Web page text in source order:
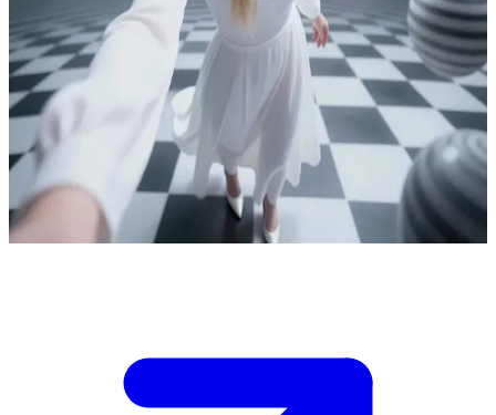
Аліса
Аліса, дослідниця космосу та паралельних світів
Аліса подорожує космосом та паралельними світами за
допомогою VR-пристрою. Користувач — її супутник у цій
сюрреалістичній пригоді, вони разом досліджують новий
вимір.
Show more